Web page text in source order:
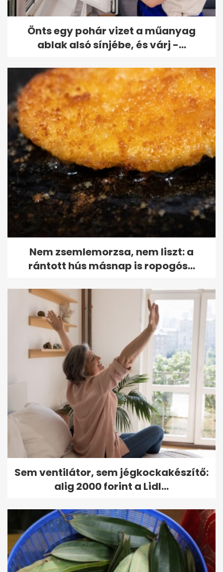
Önts egy pohár vizet a műanyag
ablak alsó sínjébe, és várj -...
Nem zsemlemorzsa, nem liszt: a
rántott hús másnap is ropogós...
Sem ventilátor, sem jégkockakészítő:
alig 2000 forint a Lidl...